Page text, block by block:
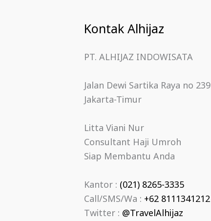
Kontak Alhijaz
PT. ALHIJAZ INDOWISATA
Jalan Dewi Sartika Raya no 239
Jakarta-Timur
Litta Viani Nur
Consultant Haji Umroh
Siap Membantu Anda
Kantor : (021) 8265-3335
Call/SMS/Wa : +62 8111341212
Twitter : @TravelAlhijaz